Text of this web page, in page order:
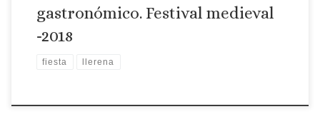
gastronómico. Festival medieval
-2018
fiesta llerena